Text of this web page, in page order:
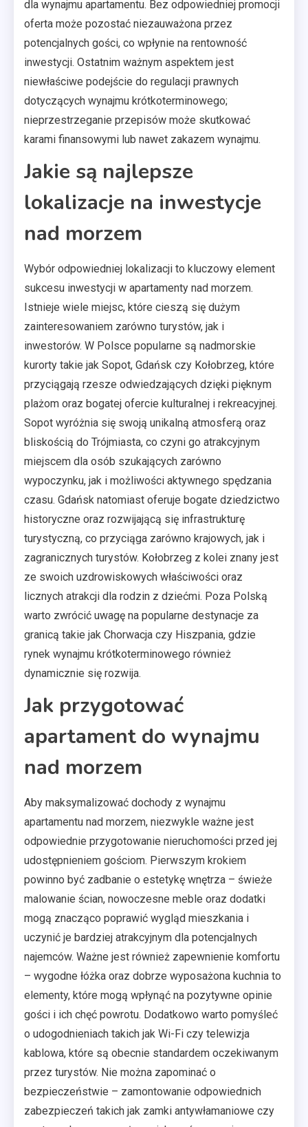
dla wynajmu apartamentu. Bez odpowiedniej promocji
oferta może pozostać niezauważona przez
potencjalnych gości, co wpłynie na rentowność
inwestycji. Ostatnim ważnym aspektem jest
niewłaściwe podejście do regulacji prawnych
dotyczących wynajmu krótkoterminowego;
nieprzestrzeganie przepisów może skutkować
karami finansowymi lub nawet zakazem wynajmu.
Jakie są najlepsze
lokalizacje na inwestycje
nad morzem
Wybór odpowiedniej lokalizacji to kluczowy element
sukcesu inwestycji w apartamenty nad morzem.
Istnieje wiele miejsc, które cieszą się dużym
zainteresowaniem zarówno turystów, jak i
inwestorów. W Polsce popularne są nadmorskie
kurorty takie jak Sopot, Gdańsk czy Kołobrzeg, które
przyciągają rzesze odwiedzających dzięki pięknym
plażom oraz bogatej ofercie kulturalnej i rekreacyjnej.
Sopot wyróżnia się swoją unikalną atmosferą oraz
bliskością do Trójmiasta, co czyni go atrakcyjnym
miejscem dla osób szukających zarówno
wypoczynku, jak i możliwości aktywnego spędzania
czasu. Gdańsk natomiast oferuje bogate dziedzictwo
historyczne oraz rozwijającą się infrastrukturę
turystyczną, co przyciąga zarówno krajowych, jak i
zagranicznych turystów. Kołobrzeg z kolei znany jest
ze swoich uzdrowiskowych właściwości oraz
licznych atrakcji dla rodzin z dziećmi. Poza Polską
warto zwrócić uwagę na popularne destynacje za
granicą takie jak Chorwacja czy Hiszpania, gdzie
rynek wynajmu krótkoterminowego również
dynamicznie się rozwija.
Jak przygotować
apartament do wynajmu
nad morzem
Aby maksymalizować dochody z wynajmu
apartamentu nad morzem, niezwykle ważne jest
odpowiednie przygotowanie nieruchomości przed jej
udostępnieniem gościom. Pierwszym krokiem
powinno być zadbanie o estetykę wnętrza – świeże
malowanie ścian, nowoczesne meble oraz dodatki
mogą znacząco poprawić wygląd mieszkania i
uczynić je bardziej atrakcyjnym dla potencjalnych
najemców. Ważne jest również zapewnienie komfortu
– wygodne łóżka oraz dobrze wyposażona kuchnia to
elementy, które mogą wpłynąć na pozytywne opinie
gości i ich chęć powrotu. Dodatkowo warto pomyśleć
o udogodnieniach takich jak Wi-Fi czy telewizja
kablowa, które są obecnie standardem oczekiwanym
przez turystów. Nie można zapominać o
bezpieczeństwie – zamontowanie odpowiednich
zabezpieczeń takich jak zamki antywłamaniowe czy